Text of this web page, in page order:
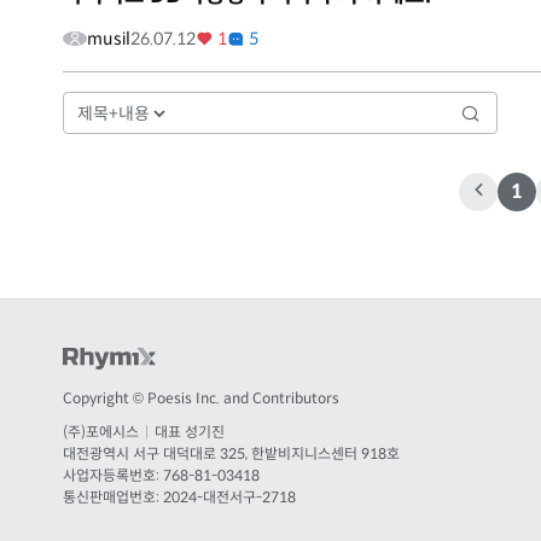
musil26.07.12 1 5
1
Copyright © Poesis Inc. and Contributors
(주)포에시스
대표 성기진
대전광역시 서구 대덕대로 325, 한밭비지니스센터 918호
사업자등록번호: 768-81-03418
통신판매업번호: 2024-대전서구-2718